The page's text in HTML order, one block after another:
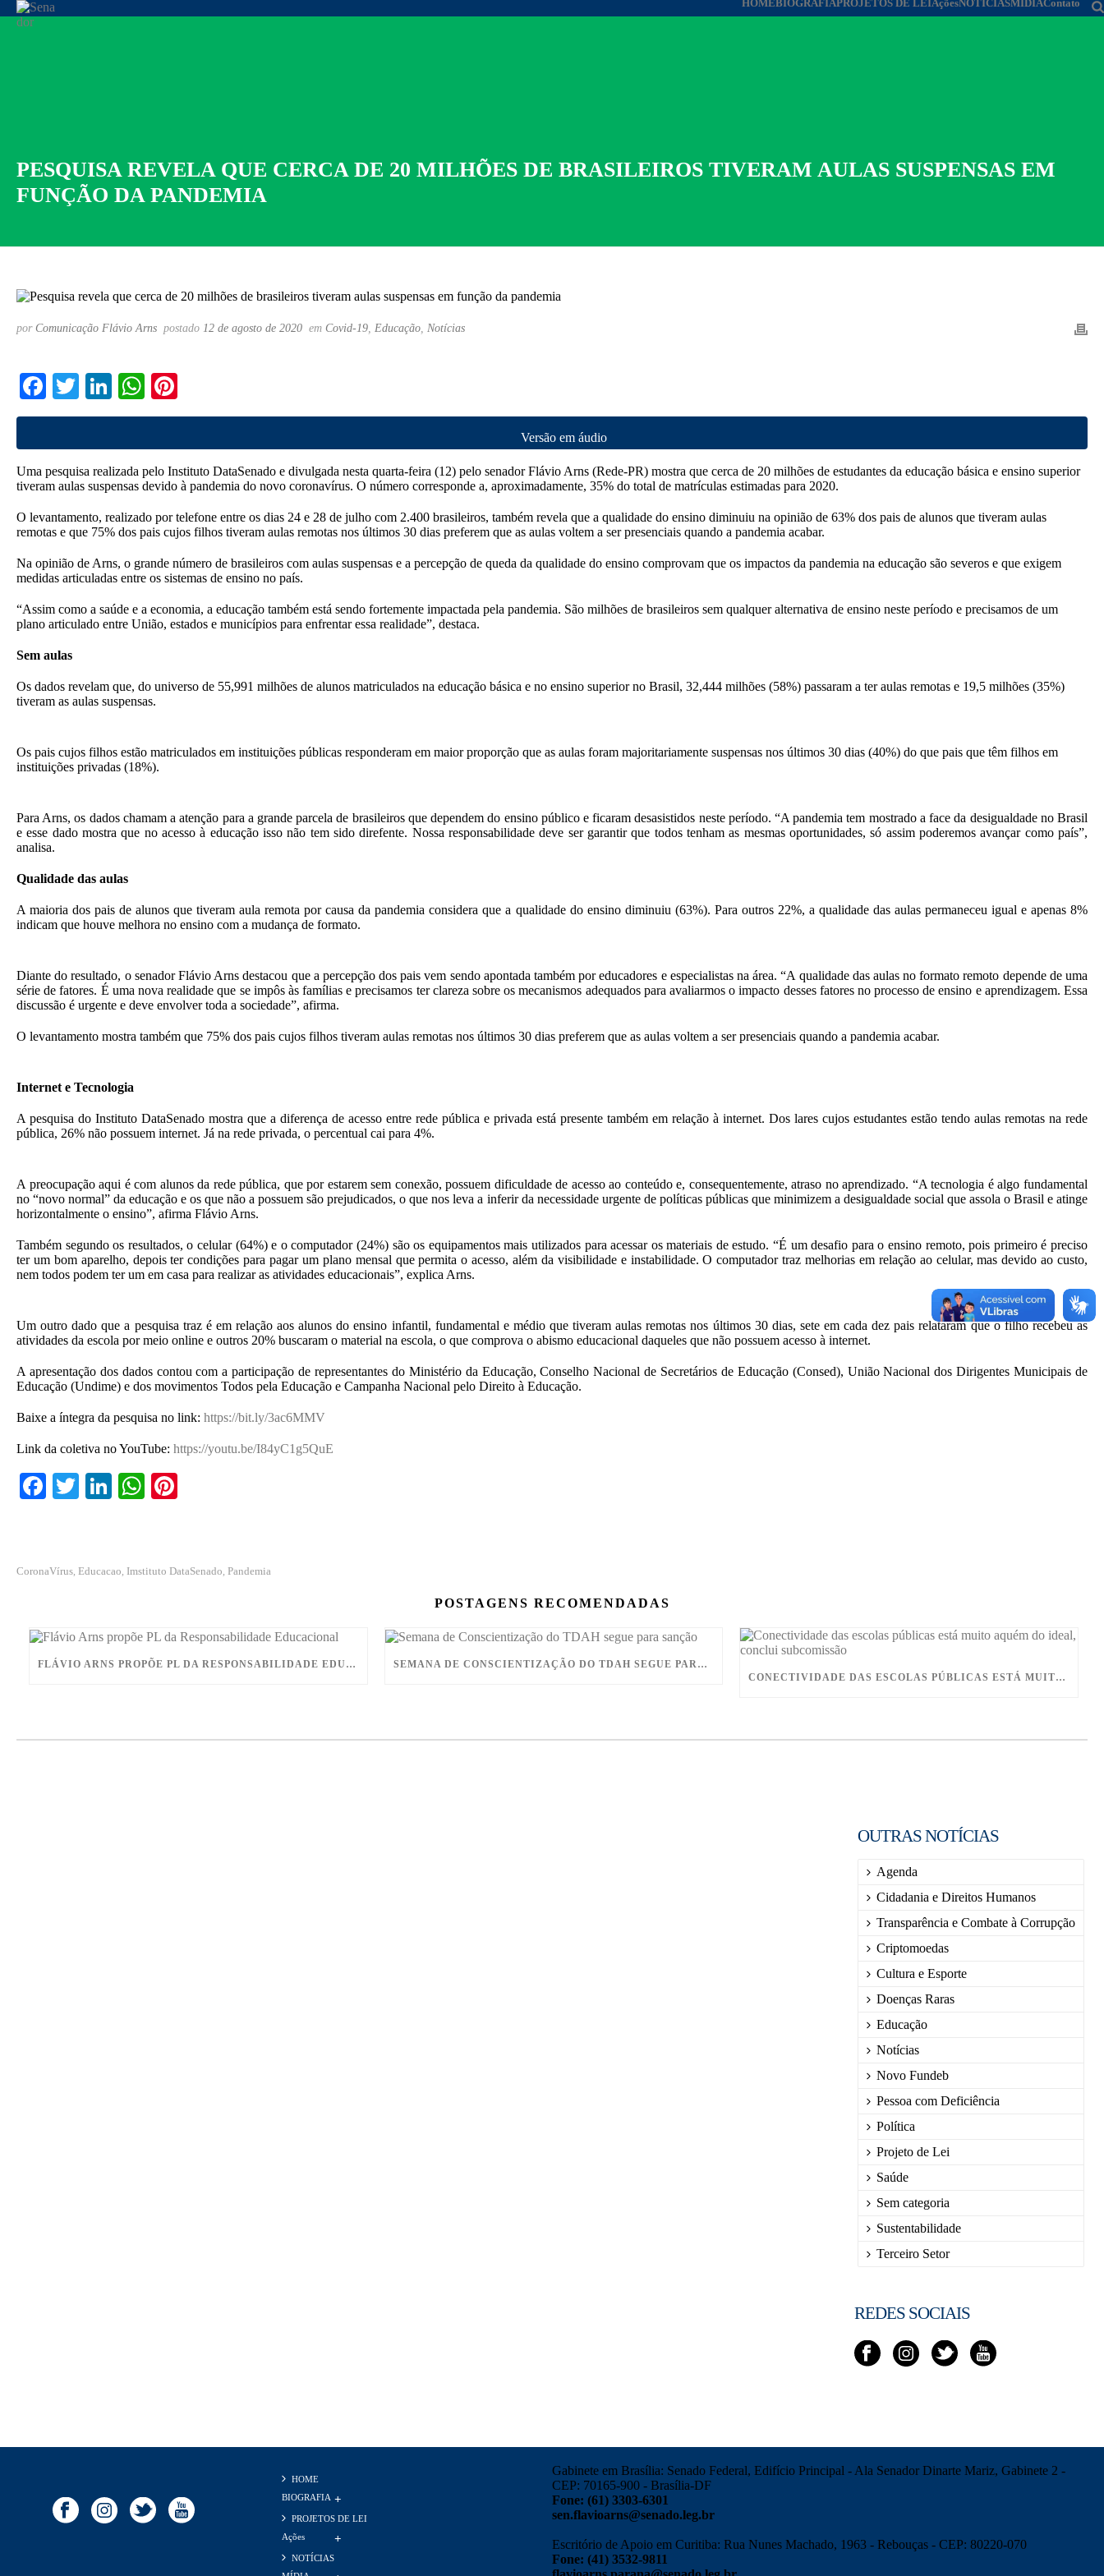
HOMEBIOGRAFIAPROJETOS DE LEIAçõesNOTÍCIASMÍDIAContato
PESQUISA REVELA QUE CERCA DE 20 MILHÕES DE BRASILEIROS TIVERAM AULAS SUSPENSAS EM
FUNÇÃO DA PANDEMIA
por Comunicação Flávio Arns postado 12 de agosto de 2020 em Covid-19, Educação, Notícias
Fa
ce
ok
T
wi
r
Li
nk
In
W
ha
A
pp
nt
es
t
Versão em áudio
Uma pesquisa realizada pelo Instituto DataSenado e divulgada nesta quarta-feira (12) pelo senador Flávio Arns (Rede-PR) mostra que cerca de 20 milhões de estudantes da educação básica e ensino superior
tiveram aulas suspensas devido à pandemia do novo coronavírus. O número corresponde a, aproximadamente, 35% do total de matrículas estimadas para 2020.
O levantamento, realizado por telefone entre os dias 24 e 28 de julho com 2.400 brasileiros, também revela que a qualidade do ensino diminuiu na opinião de 63% dos pais de alunos que tiveram aulas
remotas e que 75% dos pais cujos filhos tiveram aulas remotas nos últimos 30 dias preferem que as aulas voltem a ser presenciais quando a pandemia acabar.
Na opinião de Arns, o grande número de brasileiros com aulas suspensas e a percepção de queda da qualidade do ensino comprovam que os impactos da pandemia na educação são severos e que exigem
medidas articuladas entre os sistemas de ensino no país.
“Assim como a saúde e a economia, a educação também está sendo fortemente impactada pela pandemia. São milhões de brasileiros sem qualquer alternativa de ensino neste período e precisamos de um
plano articulado entre União, estados e municípios para enfrentar essa realidade”, destaca.
Sem aulas
Os dados revelam que, do universo de 55,991 milhões de alunos matriculados na educação básica e no ensino superior no Brasil, 32,444 milhões (58%) passaram a ter aulas remotas e 19,5 milhões (35%)
tiveram as aulas suspensas.
Os pais cujos filhos estão matriculados em instituições públicas responderam em maior proporção que as aulas foram majoritariamente suspensas nos últimos 30 dias (40%) do que pais que têm filhos em
instituições privadas (18%).
Para Arns, os dados chamam a atenção para a grande parcela de brasileiros que dependem do ensino público e ficaram desasistidos neste período. “A pandemia tem mostrado a face da desigualdade no Brasil
e esse dado mostra que no acesso à educação isso não tem sido direfente. Nossa responsabilidade deve ser garantir que todos tenham as mesmas oportunidades, só assim poderemos avançar como país”,
analisa.
Qualidade das aulas
A maioria dos pais de alunos que tiveram aula remota por causa da pandemia considera que a qualidade do ensino diminuiu (63%). Para outros 22%, a qualidade das aulas permaneceu igual e apenas 8%
indicam que houve melhora no ensino com a mudança de formato.
Diante do resultado, o senador Flávio Arns destacou que a percepção dos pais vem sendo apontada também por educadores e especialistas na área. “A qualidade das aulas no formato remoto depende de uma
série de fatores. É uma nova realidade que se impôs às famílias e precisamos ter clareza sobre os mecanismos adequados para avaliarmos o impacto desses fatores no processo de ensino e aprendizagem. Essa
discussão é urgente e deve envolver toda a sociedade”, afirma.
O levantamento mostra também que 75% dos pais cujos filhos tiveram aulas remotas nos últimos 30 dias preferem que as aulas voltem a ser presenciais quando a pandemia acabar.
Internet e Tecnologia
A pesquisa do Instituto DataSenado mostra que a diferença de acesso entre rede pública e privada está presente também em relação à internet. Dos lares cujos estudantes estão tendo aulas remotas na rede
pública, 26% não possuem internet. Já na rede privada, o percentual cai para 4%.
A preocupação aqui é com alunos da rede pública, que por estarem sem conexão, possuem dificuldade de acesso ao conteúdo e, consequentemente, atraso no aprendizado. “A tecnologia é algo fundamental
no “novo normal” da educação e os que não a possuem são prejudicados, o que nos leva a inferir da necessidade urgente de políticas públicas que minimizem a desigualdade social que assola o Brasil e atinge
horizontalmente o ensino”, afirma Flávio Arns.
Também segundo os resultados, o celular (64%) e o computador (24%) são os equipamentos mais utilizados para acessar os materiais de estudo. “É um desafio para o ensino remoto, pois primeiro é preciso
ter um bom aparelho, depois ter condições para pagar um plano mensal que permita o acesso, além da visibilidade e instabilidade. O computador traz melhorias em relação ao celular, mas devido ao custo,
nem todos podem ter um em casa para realizar as atividades educacionais”, explica Arns.
Um outro dado que a pesquisa traz é em relação aos alunos do ensino infantil, fundamental e médio que tiveram aulas remotas nos últimos 30 dias, sete em cada dez pais relataram que o filho recebeu as
atividades da escola por meio online e outros 20% buscaram o material na escola, o que comprova o abismo educacional daqueles que não possuem acesso à internet.
A apresentação dos dados contou com a participação de representantes do Ministério da Educação, Conselho Nacional de Secretários de Educação (Consed), União Nacional dos Dirigentes Municipais de
Educação (Undime) e dos movimentos Todos pela Educação e Campanha Nacional pelo Direito à Educação.
Baixe a íntegra da pesquisa no link: https://bit.ly/3ac6MMV
Link da coletiva no YouTube: https://youtu.be/I84yC1g5QuE
Fa
ok
T
r
Li
In
W
A es
CoronaVírus, Educacao, Imstituto DataSenado, Pandemia
POSTAGENS RECOMENDADAS
FLÁVIO ARNS PROPÕE PL DA RESPONSABILIDADE EDUCACIONAL
SEMANA DE CONSCIENTIZAÇÃO DO TDAH SEGUE PARA SANÇÃO
CONECTIVIDADE DAS ESCOLAS PÚBLICAS ESTÁ MUITO AQUÉM DO IDEAL, CONCLUI SUBCOMISSÃO
OUTRAS NOTÍCIAS
Agenda
Cidadania e Direitos Humanos
Transparência e Combate à Corrupção
Criptomoedas
Cultura e Esporte
Doenças Raras
Educação
Notícias
Novo Fundeb
Pessoa com Deficiência
Política
Projeto de Lei
Saúde
Sem categoria
Sustentabilidade
Terceiro Setor
REDES SOCIAIS
HOME
BIOGRAFIA
PROJETOS DE LEI
Ações
NOTÍCIAS
Gabinete em Brasília: Senado Federal, Edifício Principal - Ala Senador Dinarte Mariz, Gabinete 2 -
CEP: 70165-900 - Brasília-DF
Fone: (61) 3303-6301
sen.flavioarns@senado.leg.br
Escritório de Apoio em Curitiba: Rua Nunes Machado, 1963 - Rebouças - CEP: 80220-070
Fone: (41) 3532-9811